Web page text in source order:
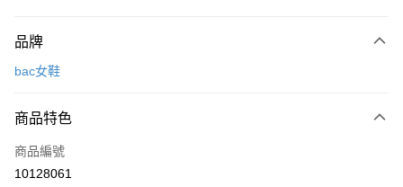
信用卡一次付款
Apple Pay
街口支付
品牌
bac女鞋
商品特色
商品編號
10128061